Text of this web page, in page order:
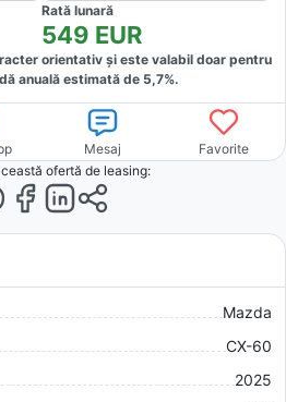
Rată lunară
549 EUR
orientativ și este valabil doar pentru
anuală estimată de 5,7%.
Mesaj
Favorite
ofertă de leasing:
Mazda
CX-60
2025